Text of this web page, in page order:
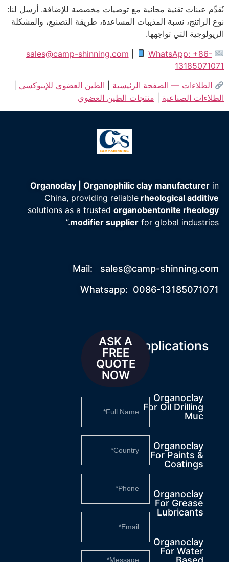
نُقدِّم عينات تقنية مجانية مع توصيات مخصصة للإضافة. أرسل لنا:
نوع الراتنج، نسبة المذيبات المساعدة، طريقة التصنيع، والمشكلة
الريولوجية التي تواجهها.
sales@camp-shinning.com
WhatsApp: +86-
13185071071
الطلاءات — الصفحة الرئيسية
الطين العضوي للإيبوكسي
الطلاءات الصناعية
منتجات الطين العضوي
Organoclay | Organophilic clay manufacturer in
China, providing reliable rheological additive
solutions as a trusted organobentonite rheology
modifier supplier for global industries.”
Mail: sales@camp-shinning.com
Whatsapp: 0086-13185071071
Applications
Organoclay
For Oil Drilling
Muc
Organoclay
For Paints &
Coatings
Organoclay
For Grease
Lubricants
Organoclay
For Water
ASK A
FREE
QUOTE
NOW